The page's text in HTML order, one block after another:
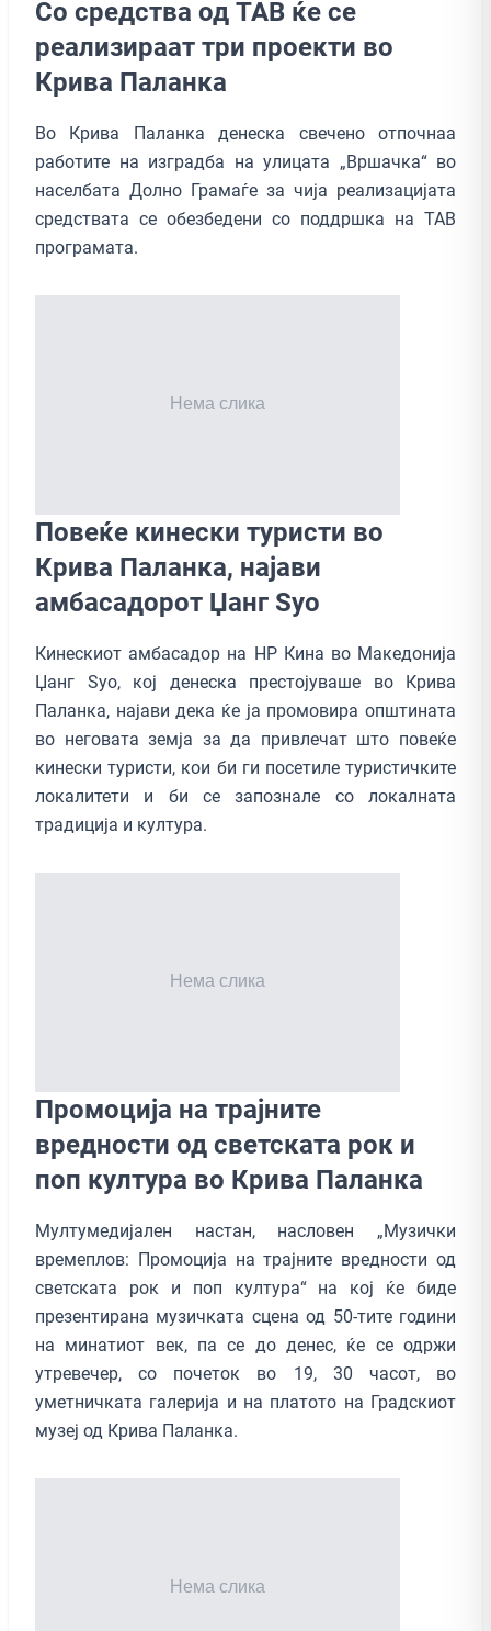
Со средства од ТАВ ќе се
реализираат три проекти во
Крива Паланка
Во Крива Паланка денеска свечено отпочнаа
работите на изградба на улицата „Вршачка“ во
населбата Долно Грамаѓе за чија реализацијата
средствата се обезбедени со поддршка на ТАВ
програмата.
Повеќе кинески туристи во
Крива Паланка, најави
амбасадорот Џанг Ѕуо
Кинескиот амбасадор на НР Кина во Македонија
Џанг Ѕуо, кој денеска престојуваше во Крива
Паланка, најави дека ќе ја промовира општината
во неговата земја за да привлечат што повеќе
кинески туристи, кои би ги посетиле туристичките
локалитети и би се запознале со локалната
традиција и култура.
Промоција на трајните
вредности од светската рок и
поп култура во Крива Паланка
Мултумедијален настан, насловен „Музички
времеплов: Промоција на трајните вредности од
светската рок и поп култура“ на кој ќе биде
презентирана музичката сцена од 50-тите години
на минатиот век, па се до денес, ќе се одржи
утревечер, со почеток во 19, 30 часот, во
уметничката галерија и на платото на Градскиот
музеј од Крива Паланка.